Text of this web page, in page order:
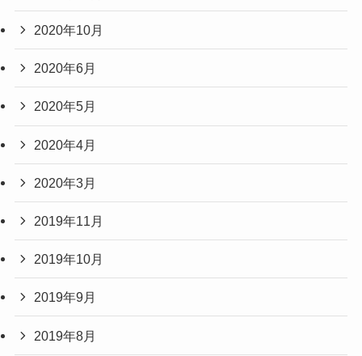
2020年10月
2020年6月
2020年5月
2020年4月
2020年3月
2019年11月
2019年10月
2019年9月
2019年8月